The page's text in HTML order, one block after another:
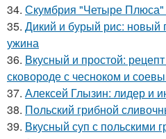
34. Скумбрия "Четыре Плюса"
35. Дикий и бурый рис: новый
ужина
36. Вкусный и простой:
сковороде с чесноком и
37. Алексей Глызин: лидер и
38. Польский грибной
39. Вкусный суп с польскими